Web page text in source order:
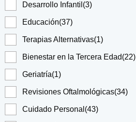
Desarrollo Infantil (3)
Educación(37)
Terapias Alternativas(1)
Bienestar en la Tercera Edad(22)
Geriatría(1)
Revisiones Oftalmológicas(34)
Cuidado Personal (43)